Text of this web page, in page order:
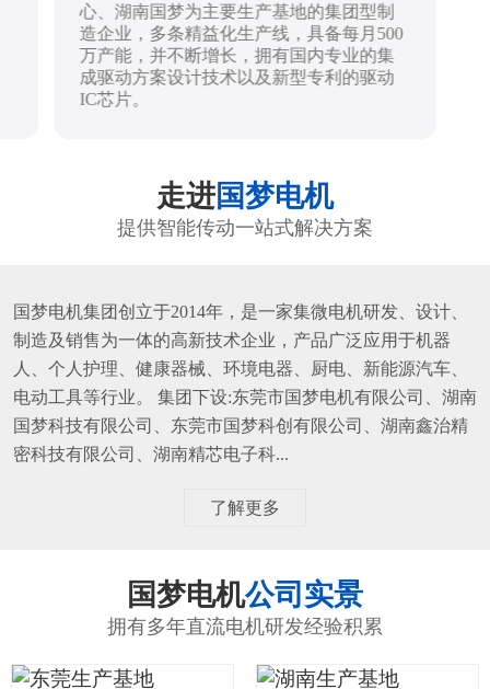
心、湖南国梦为主要生产基地的集团型制
造企业，多条精益化生产线，具备每月500
万产能，并不断增长，拥有国内专业的集
成驱动方案设计技术以及新型专利的驱动
IC芯片。
走进国梦电机
提供智能传动一站式解决方案
国梦电机集团创立于2014年，是一家集微电机研发、设计、
制造及销售为一体的高新技术企业，产品广泛应用于机器
人、个人护理、健康器械、环境电器、厨电、新能源汽车、
电动工具等行业。 集团下设:东莞市国梦电机有限公司、湖南
国梦科技有限公司、东莞市国梦科创有限公司、湖南鑫治精
密科技有限公司、湖南精芯电子科...
了解更多
国梦电机公司实景
拥有多年直流电机研发经验积累